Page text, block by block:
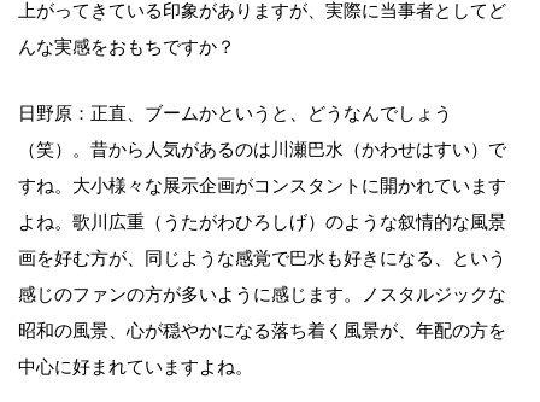
上がってきている印象がありますが、実際に当事者としてど
んな実感をおもちですか？
日野原：正直、ブームかというと、どうなんでしょう
（笑）。昔から人気があるのは川瀬巴水（かわせはすい）で
すね。大小様々な展示企画がコンスタントに開かれています
よね。歌川広重（うたがわひろしげ）のような叙情的な風景
画を好む方が、同じような感覚で巴水も好きになる、という
感じのファンの方が多いように感じます。ノスタルジックな
昭和の風景、心が穏やかになる落ち着く風景が、年配の方を
中心に好まれていますよね。